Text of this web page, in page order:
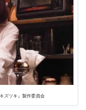
紙）、シフト変更強
トウコの元へ…体に
だくさんミネストロ
達（平岩紙）の思
サービス券！
ズツキ』製作委員会